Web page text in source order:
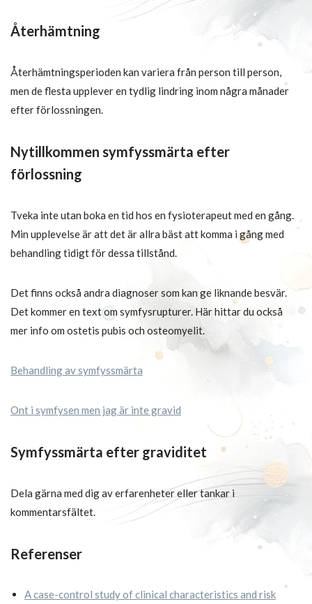
Återhämtning
Återhämtningsperioden kan variera från person till person,
men de flesta upplever en tydlig lindring inom några månader
efter förlossningen.
Nytillkommen symfyssmärta efter
förlossning
Tveka inte utan boka en tid hos en fysioterapeut med en gång.
Min upplevelse är att det är allra bäst att komma i gång med
behandling tidigt för dessa tillstånd.
Det finns också andra diagnoser som kan ge liknande besvär.
Det kommer en text om symfysrupturer. Här hittar du också
mer info om ostetis pubis och osteomyelit.
Behandling av symfyssmärta
Ont i symfysen men jag är inte gravid
Symfyssmärta efter graviditet
Dela gärna med dig av erfarenheter eller tankar i
kommentarsfältet.
Referenser
A case-control study of clinical characteristics and risk